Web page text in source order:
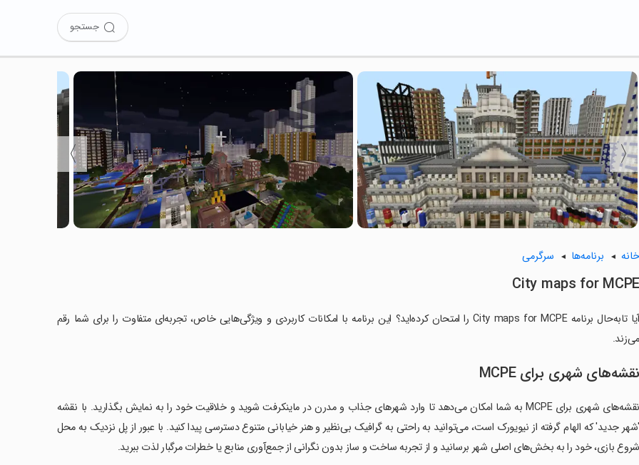
جستجو
〈
〉
خانه برنامه‌ها سرگرمی
City maps for MCPE
آیا تابه‌حال برنامه City maps for MCPE را امتحان کرده‌اید؟ این برنامه با امکانات کاربردی و ویژگی‌هایی خاص، تجربه‌ای متفاوت را برای شما رقم
می‌زند.
نقشه‌های شهری برای MCPE
نقشه‌های شهری برای MCPE به شما امکان می‌دهد تا وارد شهرهای جذاب و مدرن در ماینکرفت شوید و خلاقیت خود را به نمایش بگذارید. با نقشه
'شهر جدید' که الهام گرفته از نیویورک است، می‌توانید به راحتی به گرافیک بی‌نظیر و هنر خیابانی متنوع دسترسی پیدا کنید. با عبور از پل نزدیک به محل
شروع بازی، خود را به بخش‌های اصلی شهر برسانید و از تجربه ساخت و ساز بدون نگرانی از جمع‌آوری منابع یا خطرات مرگبار لذت ببرید.